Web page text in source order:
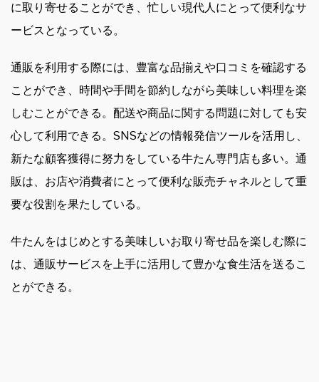
に取り寄せることができ、忙しい現代人にとって便利なサ
ービスとなっている。
通販を利用する際には、豊富な品揃えや口コミを確認する
ことができ、時間や手間を節約しながら美味しい料理を楽
しむことができる。配送や商品に関する問題に対しても安
心して利用できる。SNSなどの情報発信ツールを活用し、
新たな顧客獲得に努力をしている牛たん専門店も多い。通
販は、お店や消費者にとって便利な販売チャネルとして重
要な役割を果たしている。
牛たんをはじめとする美味しいお取り寄せ品を楽しむ際に
は、通販サービスを上手に活用して豊かな食生活を送るこ
とができる。